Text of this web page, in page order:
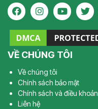
VỀ CHÚNG TÔI
Về chúng tôi
Chính sách bảo mật
Chính sách và điều khoản
Liên hệ